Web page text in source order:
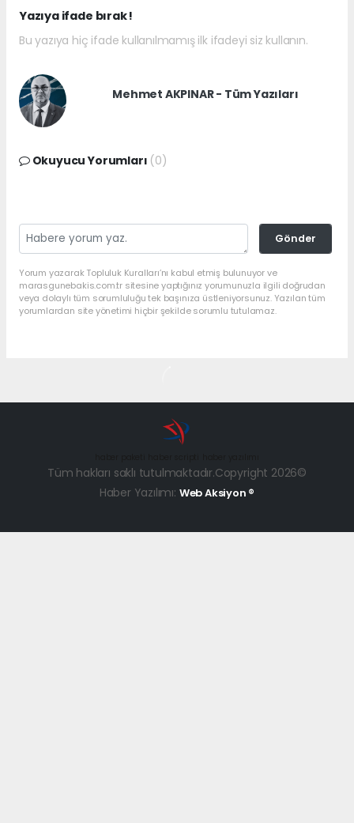
Yazıya ifade bırak !
Bu yazıya hiç ifade kullanılmamış ilk ifadeyi siz kullanın.
Mehmet AKPINAR - Tüm Yazıları
Okuyucu Yorumları (0)
Gönder
Yorum yazarak Topluluk Kuralları’nı kabul etmiş bulunuyor ve
marasgunebakis.com.tr sitesine yaptığınız yorumunuzla ilgili doğrudan
veya dolaylı tüm sorumluluğu tek başınıza üstleniyorsunuz. Yazılan tüm
yorumlardan site yönetimi hiçbir şekilde sorumlu tutulamaz.
Tüm hakları saklı tutulmaktadır.Copyright 2026©
Haber Yazılımı: Web Aksiyon ®